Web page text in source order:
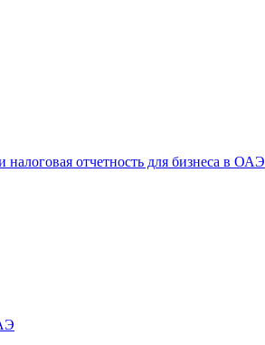
налоговая отчетность для бизнеса в ОАЭ